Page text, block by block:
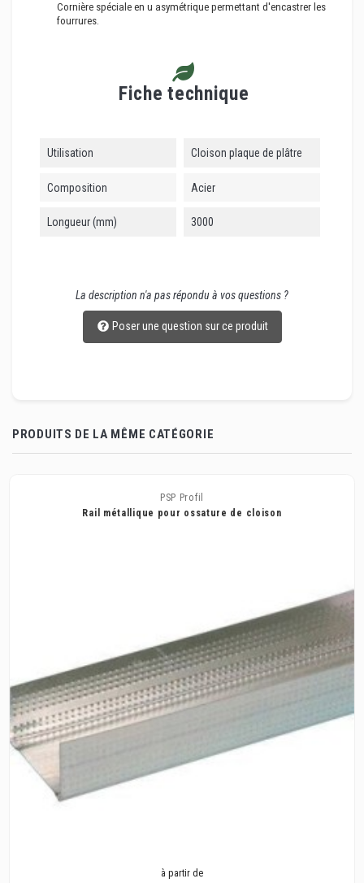
Cornière spéciale en u asymétrique permettant d'encastrer les
fourrures.
Fiche technique
Utilisation Cloison plaque de plâtre
Composition Acier
Longueur (mm) 3000
La description n'a pas répondu à vos questions ?
Poser une question sur ce produit
PRODUITS DE LA MÊME CATÉGORIE
PSP Profil
Rail métallique pour ossature de cloison
à partir de